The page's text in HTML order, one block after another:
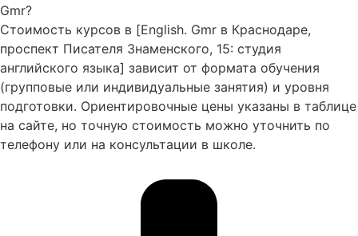
Gmr?
Стоимость курсов в [English. Gmr в Краснодаре,
проспект Писателя Знаменского, 15: студия
английского языка] зависит от формата обучения
(групповые или индивидуальные занятия) и уровня
подготовки. Ориентировочные цены указаны в таблице
на сайте, но точную стоимость можно уточнить по
телефону или на консультации в школе.